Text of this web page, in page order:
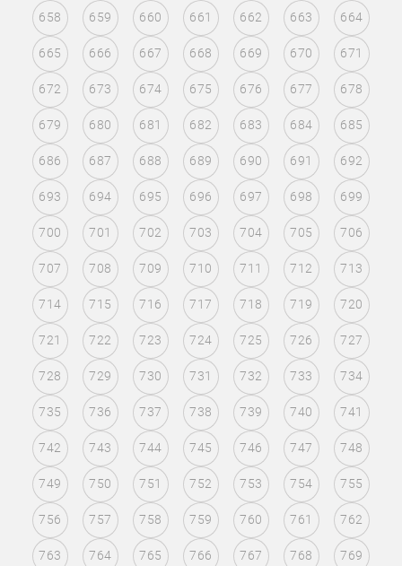
658 659 660 661 662 663 664
665 666 667 668 669 670 671
672 673 674 675 676 677 678
679 680 681 682 683 684 685
686 687 688 689 690 691 692
693 694 695 696 697 698 699
700 701 702 703 704 705 706
707 708 709 710 711 712 713
714 715 716 717 718 719 720
721 722 723 724 725 726 727
728 729 730 731 732 733 734
735 736 737 738 739 740 741
742 743 744 745 746 747 748
749 750 751 752 753 754 755
756 757 758 759 760 761 762
763 764 765 766 767 768 769